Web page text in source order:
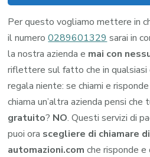
Per questo vogliamo mettere in
il numero0289601329 sarai in
la nostra azienda e mai con
riflettere sul fatto che in qualsiasi
regala niente: se chiami e
chiama un’altra azienda pensi che
gratuito? NO. Questi servizi di
puoi ora scegliere di chiamare
automazioni.com che risponde